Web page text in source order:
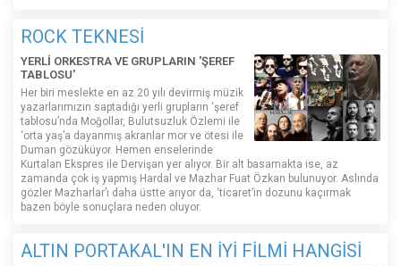
ROCK TEKNESİ
YERLİ ORKESTRA VE GRUPLARIN 'ŞEREF
TABLOSU'
Her biri meslekte en az 20 yılı devirmiş müzik
yazarlarımızın saptadığı yerli grupların ‘şeref
tablosu’nda Moğollar, Bulutsuzluk Özlemi ile
‘orta yaş’a dayanmış akranlar mor ve ötesi ile
Duman gözüküyor. Hemen enselerinde
Kurtalan Ekspres ile Dervişan yer alıyor. Bir alt basamakta ise, az
zamanda çok iş yapmış Hardal ve Mazhar Fuat Özkan bulunuyor. Aslında
gözler Mazharlar’ı daha üstte arıyor da, ‘ticaret’in dozunu kaçırmak
bazen böyle sonuçlara neden oluyor.
ALTIN PORTAKAL'IN EN İYİ FİLMİ HANGİSİ